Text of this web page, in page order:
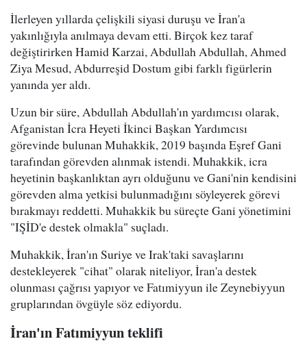
İlerleyen yıllarda çelişkili siyasi duruşu ve İran'a
yakınlığıyla anılmaya devam etti. Birçok kez taraf
değiştirirken Hamid Karzai, Abdullah Abdullah, Ahmed
Ziya Mesud, Abdurreşid Dostum gibi farklı figürlerin
yanında yer aldı.
Uzun bir süre, Abdullah Abdullah'ın yardımcısı olarak,
Afganistan İcra Heyeti İkinci Başkan Yardımcısı
görevinde bulunan Muhakkik, 2019 başında Eşref Gani
tarafından görevden alınmak istendi. Muhakkik, icra
heyetinin başkanlıktan ayrı olduğunu ve Gani'nin kendisini
görevden alma yetkisi bulunmadığını söyleyerek görevi
bırakmayı reddetti. Muhakkik bu süreçte Gani yönetimini
"IŞİD'e destek olmakla" suçladı.
Muhakkik, İran'ın Suriye ve Irak'taki savaşlarını
destekleyerek "cihat" olarak niteliyor, İran'a destek
olunması çağrısı yapıyor ve Fatımiyyun ile Zeynebiyyun
gruplarından övgüyle söz ediyordu.
İran'ın Fatımiyyun teklifi